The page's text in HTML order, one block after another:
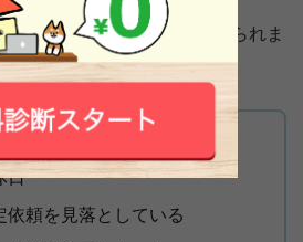
ない原因として、次が考えられま
日
依頼を見落としている